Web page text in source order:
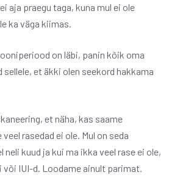
aja praegu taga, kuna mul ei ole
ka väga kiimas.
on läbi, panin kõik oma
et äkki olen seekord hakkama
et näha, kas saame
rasedad ei ole. Mul on seda
kuud ja kui ma ikka veel rase ei ole,
IUI-d. Loodame ainult parimat.